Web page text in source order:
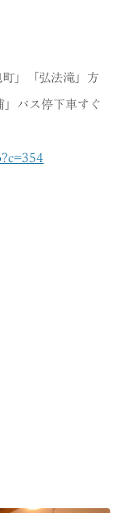
」「弘法滝」方
バス停下車すぐ